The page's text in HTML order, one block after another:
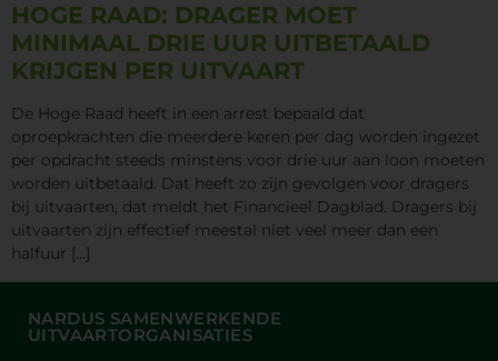
HOGE RAAD: DRAGER MOET
MINIMAAL DRIE UUR UITBETAALD
KRIJGEN PER UITVAART
De Hoge Raad heeft in een arrest bepaald dat
oproepkrachten die meerdere keren per dag worden ingezet
per opdracht steeds minstens voor drie uur aan loon moeten
worden uitbetaald. Dat heeft zo zijn gevolgen voor dragers
bij uitvaarten, dat meldt het Financieel Dagblad. Dragers bij
uitvaarten zijn effectief meestal niet veel meer dan een
halfuur […]
NARDUS SAMENWERKENDE
UITVAARTORGANISATIES